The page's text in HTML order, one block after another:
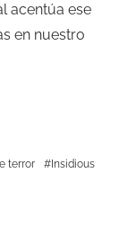
acentúa ese
en nuestro
terror
Insidious